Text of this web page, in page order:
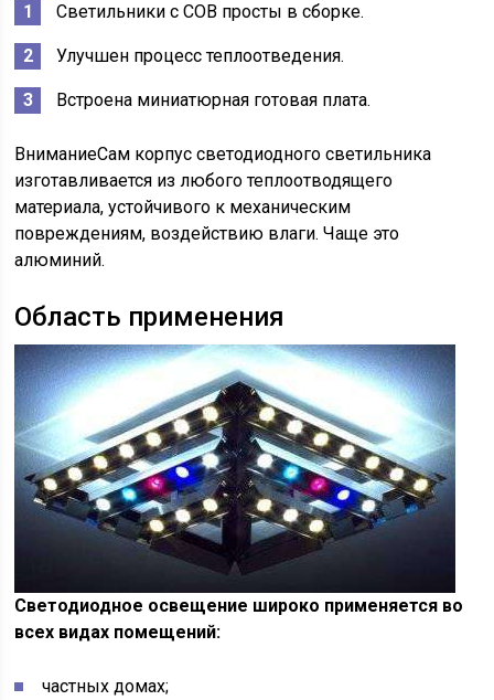
Светильники с СОВ просты в сборке.
Улучшен процесс теплоотведения.
Встроена миниатюрная готовая плата.
ВниманиеСам корпус светодиодного светильника
изготавливается из любого теплоотводящего
материала, устойчивого к механическим
повреждениям, воздействию влаги. Чаще это
алюминий.
Область применения
Светодиодное освещение широко применяется во
всех видах помещений:
частных домах;